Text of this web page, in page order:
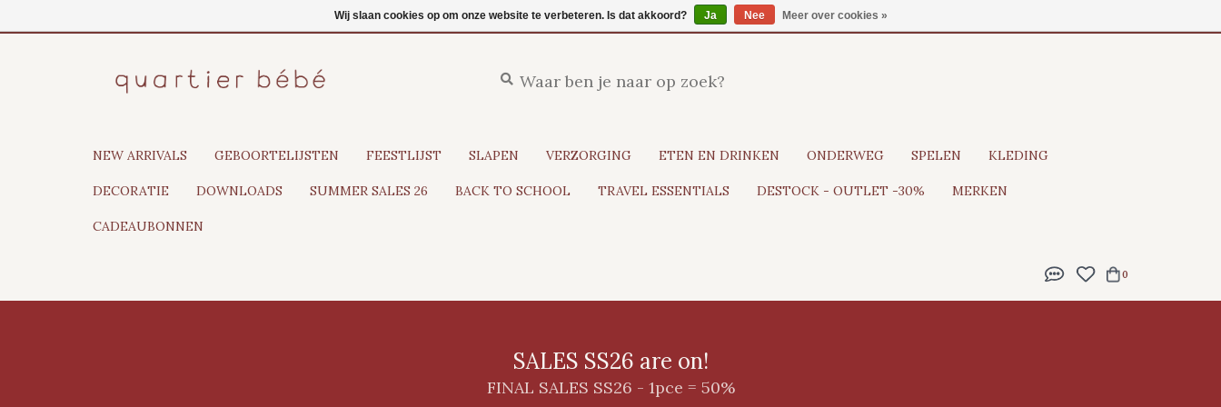
NEW ARRIVALS GEBOORTELIJSTEN FEESTLIJST SLAPEN VERZORGING ETEN EN DRINKEN ONDERWEG SPELEN KLEDING
DECORATIE DOWNLOADS SUMMER SALES 26 BACK TO SCHOOL TRAVEL ESSENTIALS DESTOCK - OUTLET -30% MERKEN
CADEAUBONNEN
0
SALES SS26 are on!
FINAL SALES SS26 - 1pce = 50%
Wij slaan cookies op om onze website te verbeteren. Is dat akkoord? Ja Nee Meer over cookies »